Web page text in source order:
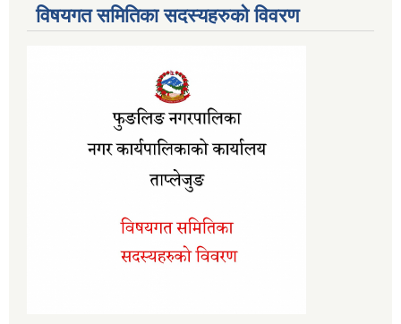
विषयगत समितिका सदस्यहरुको विवरण